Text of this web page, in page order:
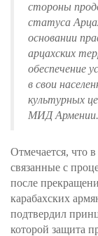
стороны
статуса
основании
арцахских
обеспечение
в свои
культурных
МИД Армении.
Отмечается, что
связанные с
после
карабахских
подтвердил
которой защита